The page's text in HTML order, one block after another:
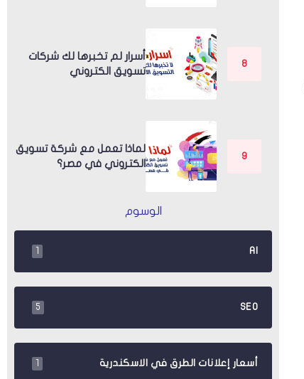
أسرار لم تخبرها لك شركات
تسويق الكتروني
لماذا تعمل مع شركة تسويق
الكتروني في مصر؟
الوسوم
AI
1
SEO
5
أسعار إعلانات الطرق في الاسكندرية 1